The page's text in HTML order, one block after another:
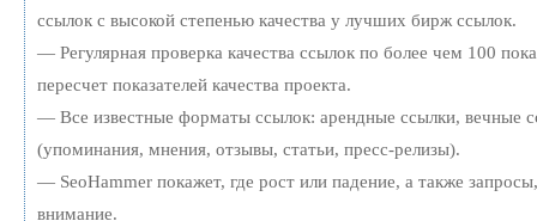
ссылок с высокой степенью качества у лучших бирж ссылок.
— Регулярная проверка качества ссылок по более чем 100
пересчет показателей качества проекта.
— Все известные форматы ссылок: арендные ссылки, вечные
(упоминания, мнения, отзывы, статьи, пресс-релизы).
— SeoHammer покажет, где рост или падение, а также
внимание.